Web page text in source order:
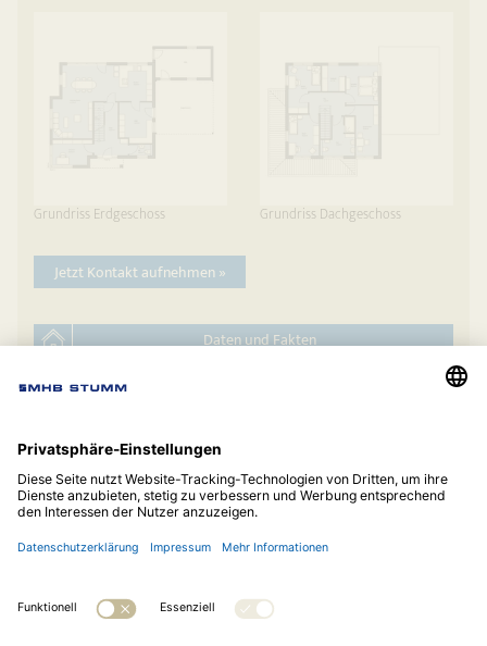
Grundriss Erdgeschoss Grundriss Dachgeschoss
Jetzt Kontakt aufnehmen »
Daten und Fakten
© 2026MHB Stumm Bauunternehmung GmbH
07381 9361-0